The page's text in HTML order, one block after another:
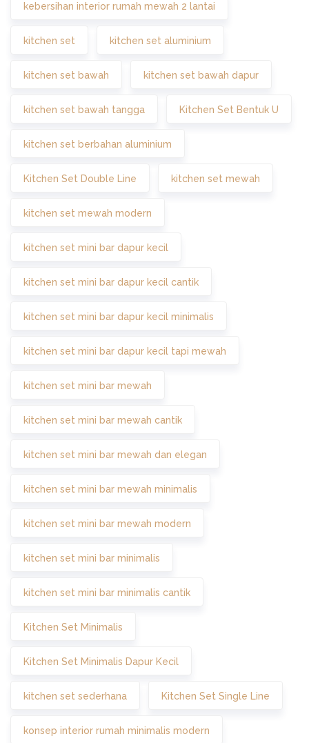
kebersihan interior rumah mewah 2 lantai
kitchen set kitchen set aluminium
kitchen set bawah kitchen set bawah dapur
kitchen set bawah tangga Kitchen Set Bentuk U
kitchen set berbahan aluminium
Kitchen Set Double Line kitchen set mewah
kitchen set mewah modern
kitchen set mini bar dapur kecil
kitchen set mini bar dapur kecil cantik
kitchen set mini bar dapur kecil minimalis
kitchen set mini bar dapur kecil tapi mewah
kitchen set mini bar mewah
kitchen set mini bar mewah cantik
kitchen set mini bar mewah dan elegan
kitchen set mini bar mewah minimalis
kitchen set mini bar mewah modern
kitchen set mini bar minimalis
kitchen set mini bar minimalis cantik
Kitchen Set Minimalis
Kitchen Set Minimalis Dapur Kecil
kitchen set sederhana Kitchen Set Single Line
konsep interior rumah minimalis modern